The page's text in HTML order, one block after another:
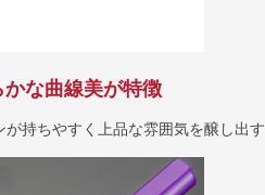
かな曲線美が特徴
持ちやすく上品な雰囲気を醸し出す